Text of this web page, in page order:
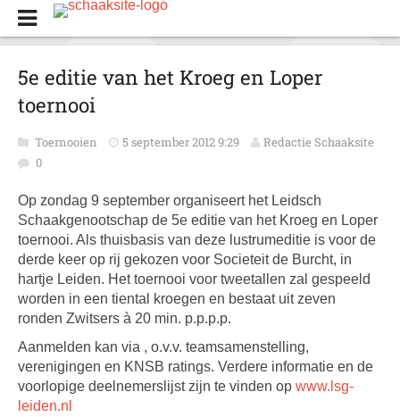
5e editie van het Kroeg en Loper
toernooi
Toernooien 5 september 2012 9:29
Redactie Schaaksite
0
Op zondag 9 september organiseert het Leidsch
Schaakgenootschap de 5e editie van het Kroeg en Loper
toernooi. Als thuisbasis van deze lustrumeditie is voor de
derde keer op rij gekozen voor Societeit de Burcht, in
hartje Leiden. Het toernooi voor tweetallen zal gespeeld
worden in een tiental kroegen en bestaat uit zeven
ronden Zwitsers à 20 min. p.p.p.p.
Aanmelden kan via , o.v.v. teamsamenstelling,
verenigingen en KNSB ratings. Verdere informatie en de
voorlopige deelnemerslijst zijn te vinden op www.lsg-
leiden.nl